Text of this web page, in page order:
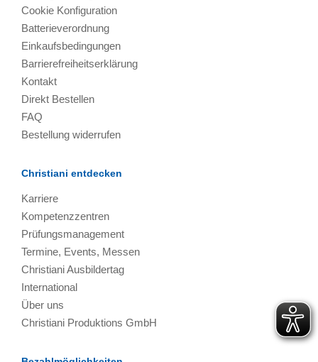
Cookie Konfiguration
Batterieverordnung
Einkaufsbedingungen
Barrierefreiheitserklärung
Kontakt
Direkt Bestellen
FAQ
Bestellung widerrufen
Christiani entdecken
Karriere
Kompetenzzentren
Prüfungsmanagement
Termine, Events, Messen
Christiani Ausbildertag
International
Über uns
Christiani Produktions GmbH